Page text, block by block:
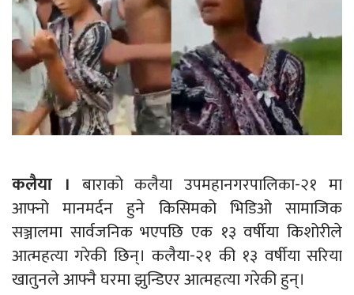
कलैया । बाराको कलैया उपमहानगरपालिका-२१ मा
आफ्नो मानमर्दन हुने किसिमको भिडिओ सामाजिक
सञ्जालमा सार्वजनिक भएपछि एक १३ वर्षीया किशोरीले
आत्महत्या गरेकी छिन्। कलैया-२१ की १३ वर्षीया सरिया
खातुनले आफ्नै घरमा झुन्डिएर आत्महत्या गरेकी हुन्।